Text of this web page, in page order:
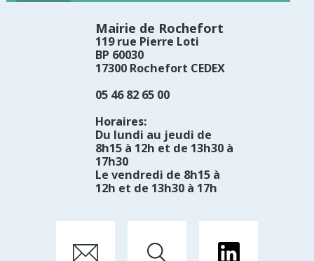
Mairie de Rochefort
119 rue Pierre Loti
BP 60030
17300 Rochefort CEDEX
05 46 82 65 00
Horaires:
Du lundi au jeudi de
8h15 à 12h et de 13h30 à
17h30
Le vendredi de 8h15 à
12h et de 13h30 à 17h